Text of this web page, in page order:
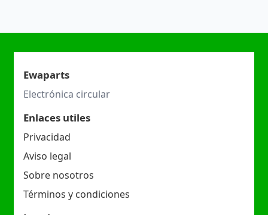
Ewaparts
Electrónica circular
Enlaces utiles
Privacidad
Aviso legal
Sobre nosotros
Términos y condiciones